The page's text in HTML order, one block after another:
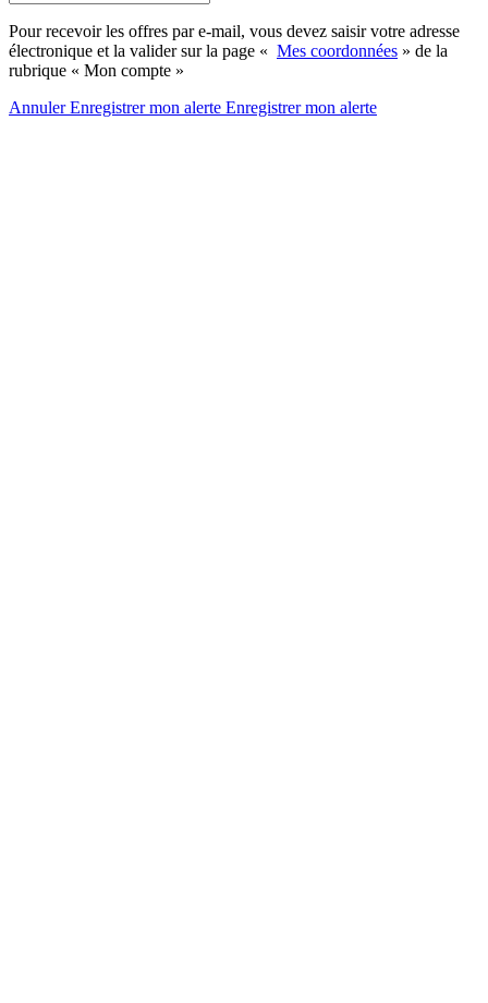
Pour recevoir les offres par e-mail, vous devez saisir votre adresse
électronique et la valider sur la page « Mes coordonnées » de la
rubrique « Mon compte »
AnnulerEnregistrer mon alerte Enregistrermon alerte